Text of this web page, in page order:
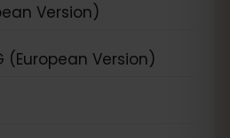
Version)
(European Version)